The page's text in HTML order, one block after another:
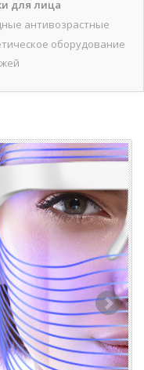
для лица
антивозрастные
оборудование